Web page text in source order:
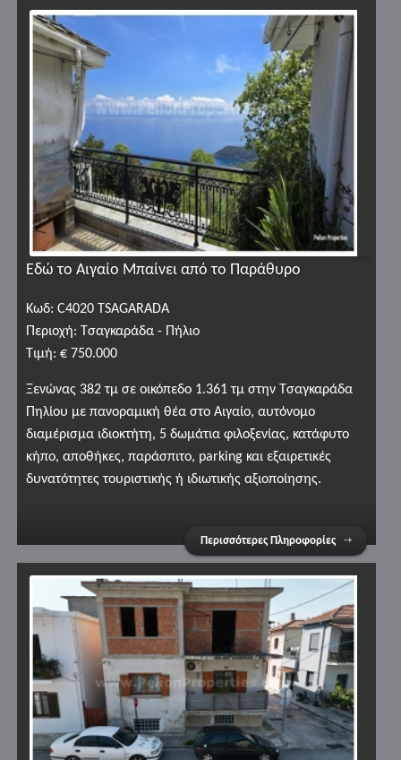
Εδώ το Αιγαίο Μπαίνει από το Παράθυρο
Κωδ: C4020 TSAGARADA
Περιοχή: Τσαγκαράδα - Πήλιο
Τιμή: € 750.000
Ξενώνας 382 τμ σε οικόπεδο 1.361 τμ στην Τσαγκαράδα
Πηλίου με πανοραμική θέα στο Αιγαίο, αυτόνομο
διαμέρισμα ιδιοκτήτη, 5 δωμάτια φιλοξενίας, κατάφυτο
κήπο, αποθήκες, παράσπιτο, parking και εξαιρετικές
δυνατότητες τουριστικής ή ιδιωτικής αξιοποίησης.
Περισσότερες Πληροφορίες